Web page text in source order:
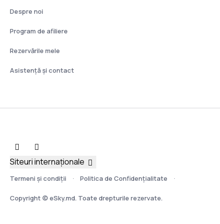
Despre noi
Program de afiliere
Rezervările mele
Asistenţă şi contact
Termeni şi condiţii Politica de Confidențialitate
Copyright © eSky.md. Toate drepturile rezervate.
Siteuri internaționale